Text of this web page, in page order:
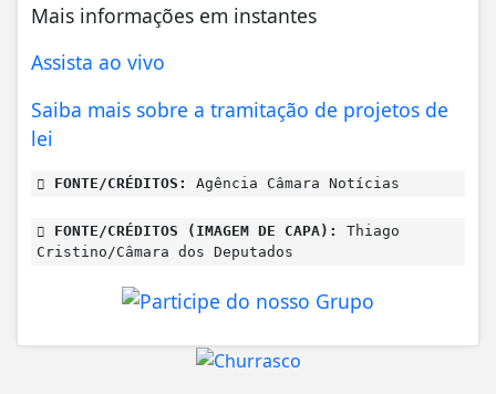
Mais informações em instantes
Assista ao vivo
Saiba mais sobre a tramitação de projetos de
lei
FONTE/CRÉDITOS: Agência Câmara Notícias
FONTE/CRÉDITOS (IMAGEM DE CAPA):
Thiago
Cristino/Câmara dos Deputados